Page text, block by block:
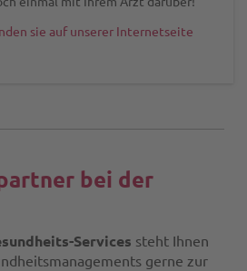
sie auf unserer Internetseite
bei der
Services steht Ihnen
gerne zur